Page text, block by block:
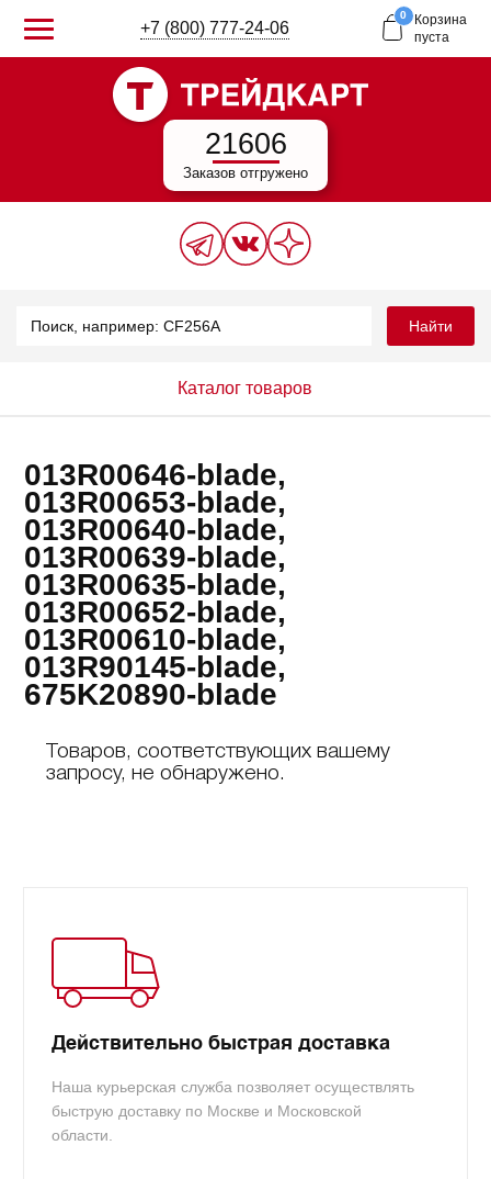
+7 (800) 777-24-06
0
Корзина
пуста
21606
Заказов отгружено
Найти
Каталог товаров
013R00646-blade,
013R00653-blade,
013R00640-blade,
013R00639-blade,
013R00635-blade,
013R00652-blade,
013R00610-blade,
013R90145-blade,
675K20890-blade
Товаров, соответствующих вашему
запросу, не обнаружено.
Действительно быстрая доставка
Наша курьерская служба позволяет осуществлять
быструю доставку по Москве и Московской
области.